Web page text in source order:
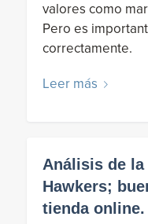
valores como
Pero es
correctamente.
Leer más
Análisis de la
Hawkers;
tienda online.